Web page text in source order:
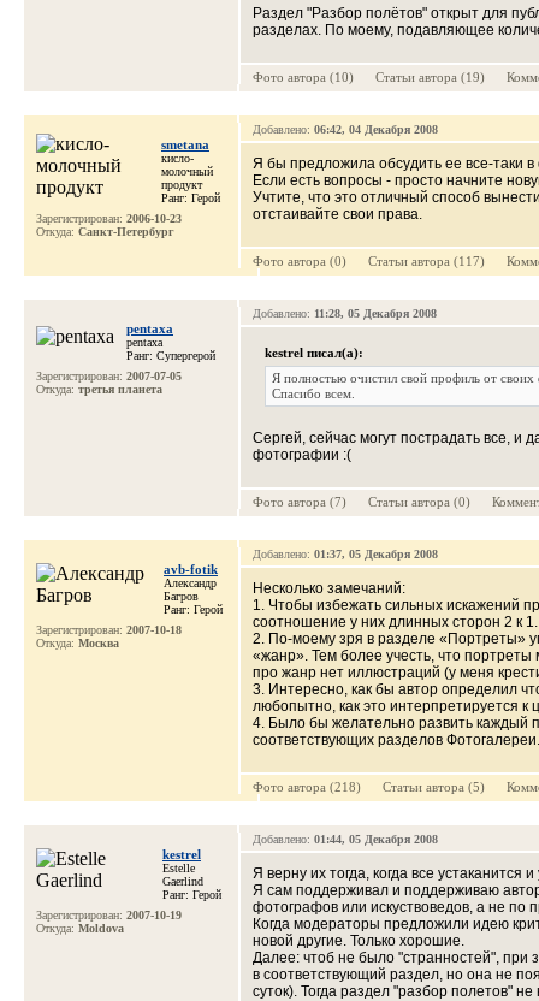
Раздел "Разбор полётов" открыт для
разделах. По моему, подавляющее
Фото автора (10) Cтатьи автора (19)
smetana
кисло-
молочный
продукт
Ранг: Герой
Зарегистрирован: 2006-10-23
Откуда: Санкт-Петербург
Добавлено: 06:42, 04 Декабря 2008
Я бы предложила обсудить ее все-таки
Если есть вопросы - просто начните
Учтите, что это отличный способ
отстаивайте свои права.
Фото автора (0) Cтатьи автора (117)
pentaxa
pentaxa
Ранг: Супергерой
Зарегистрирован: 2007-07-05
Откуда: третья планета
Добавлено: 11:28, 05 Декабря 2008
kestrel писал(а):
Я полностью очистил свой профиль от
Спасибо всем.
Сергей, сейчас могут пострадать все, и
фотографии :(
Фото автора (7) Cтатьи автора (0)
avb-fotik
Александр
Багров
Ранг: Герой
Зарегистрирован: 2007-10-18
Откуда: Москва
Добавлено: 01:37, 05 Декабря 2008
Несколько замечаний:
1. Чтобы избежать сильных искажений
соотношение у них длинных сторон 2 к 1.
2. По-моему зря в разделе «Портреты»
«жанр». Тем более учесть, что
про жанр нет иллюстраций (у меня
3. Интересно, как бы автор определил
любопытно, как это интерпретируется к
4. Было бы желательно развить каждый
соответствующих разделов Фотогалереи.
Фото автора (218) Cтатьи автора (5)
kestrel
Estelle
Gaerlind
Ранг: Герой
Зарегистрирован: 2007-10-19
Откуда: Moldova
Добавлено: 01:44, 05 Декабря 2008
Я верну их тогда, когда все
Я сам поддерживал и поддерживаю
фотографов или искуствоведов, а не по
Когда модераторы предложили идею
новой другие. Только хорошие.
Далее: чтоб не было "странностей", при
в соответствующий раздел, но она не
суток). Тогда раздел "разбор полетов"